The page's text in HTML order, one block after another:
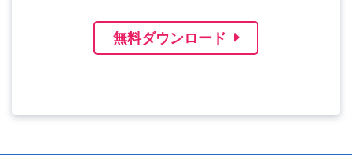
無料ダウンロード